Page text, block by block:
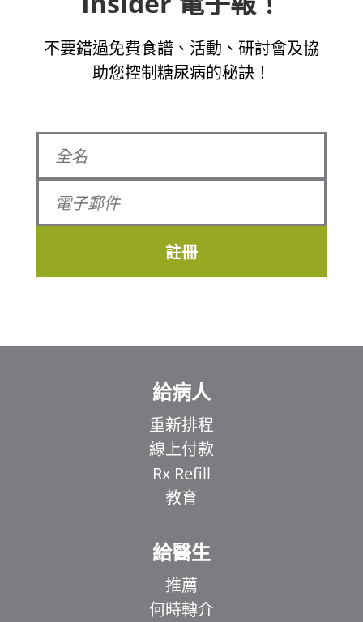
不要錯過免費食譜、活動、研討會及協
助您控制糖尿病的秘訣！
註冊
給病人
重新排程
線上付款
Rx Refill
教育
給醫生
推薦
何時轉介